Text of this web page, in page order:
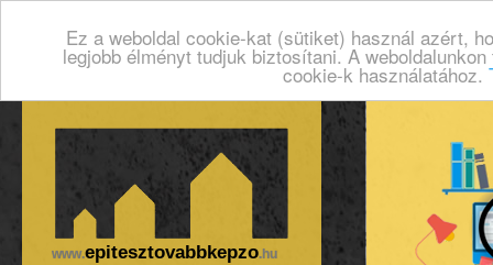
Ez a weboldal cookie-kat (sütiket) használ azért,
legjobb élményt tudjuk biztosítani. A
cookie-k használatához.
www.epitesztovabbkepzo.hu